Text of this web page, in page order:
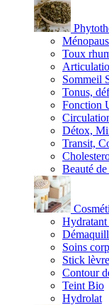
Toux
Sommeil
Tonus,
Fonction
Détox,
Transit,
Beauté de
Soins
Stick
Contour
Teint Bio
Hydrolat